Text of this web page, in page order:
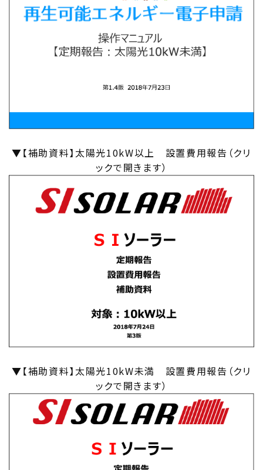
▼【補助資料】太陽光10kW以上 設置費用報告（クリ
ックで開きます）
▼【補助資料】太陽光10kW未満 設置費用報告（クリ
ックで開きます）